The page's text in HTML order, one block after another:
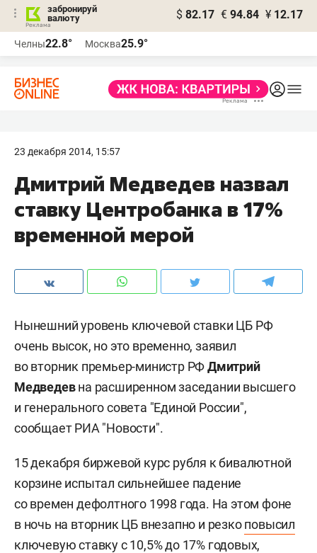
забронируй
валюту
$ 82.17 € 94.84 ¥ 12.17
Челны22.8° Москва25.9°
23 декабря 2014, 15:57
Дмитрий Медведев назвал
ставку Центробанка в 17%
временной мерой
Нынешний уровень ключевой ставки ЦБ РФ
очень высок, но это временно, заявил
во вторник премьер-министр РФДмитрий
Медведевна расширенном заседании высшего
и генерального совета "Единой России",
сообщает РИА "Новости".
15 декабря биржевой курс рубля к бивалютной
корзине испытал сильнейшее падение
со времен дефолтного 1998 года. На этом фоне
в ночь на вторник ЦБ внезапно и резкоповысил
ключевую ставку с 10,5% до 17% годовых,